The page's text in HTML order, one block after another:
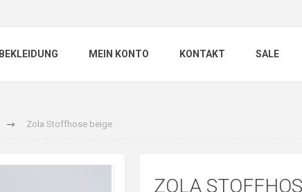
BEKLEIDUNG MEIN KONTO KONTAKT SALE
Zola Stoffhose beige
ZOLA